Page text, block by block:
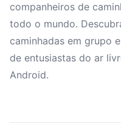
companheiros de
todo o mundo.
caminhadas em grupo
de entusiastas do ar
Android.